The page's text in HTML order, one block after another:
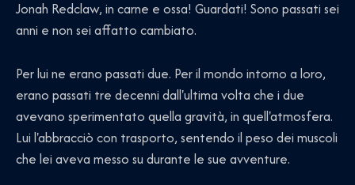
Jonah Redclaw, in carne e ossa! Guardati! Sono passati sei
anni e non sei affatto cambiato.
Per lui ne erano passati due. Per il mondo intorno a loro,
erano passati tre decenni dall'ultima volta che i due
avevano sperimentato quella gravità, in quell'atmosfera.
Lui l'abbracciò con trasporto, sentendo il peso dei muscoli
che lei aveva messo su durante le sue avventure.